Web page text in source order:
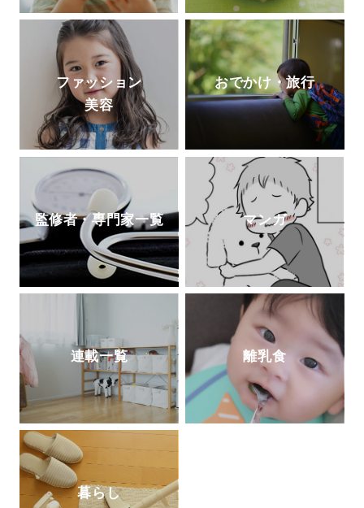
ファッション
美容
おでかけ・旅行
監修者・専門家一覧 マンガ
連載一覧 離乳食
暮らし